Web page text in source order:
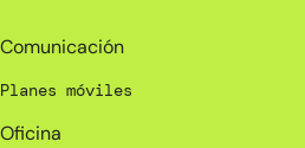
Comunicación
Planes móviles
Oficina